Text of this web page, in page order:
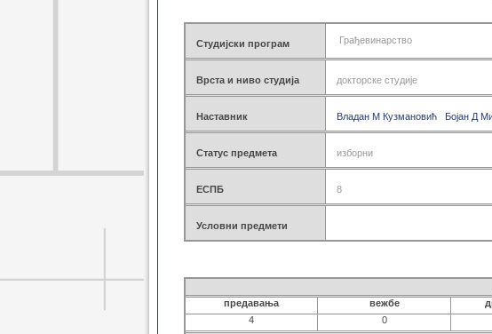
Геоинф. основне 2021
Грађ. мастер 2021
Геодез. мастер 2021
Геоинф. мастер 2021
Грађ. докторске 2021
Геодез. докторске 2021
Грађ. дипломске 2021
Грађ. специјал. 2021
Грађ. основне 2014
Грађ. дипломске 2014
Грађ. докторске 2014
Грађ. специјал. 2014
Грађ. специјал. 2017
Геод. дипломске 2014
Геодез. докторске 2014
Грађ. основне 2008
Грађ. дипломске 2008
Студијски програм Грађевинарство
Врста и ниво студија докторске студије
Наставник Владан М Кузмановић Бојан Д
Статус предмета изборни
ЕСПБ 8
Условни предмети
предавања вежбе
4
0